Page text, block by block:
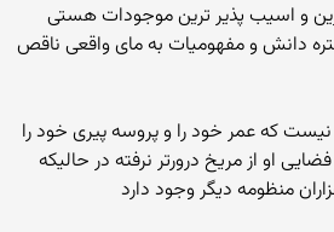
و اسیب پذیر ترین موجودات هستی
دانش و مفهومیات به مای واقعی ناقص
نیست که عمر خود را و پروسه پیری خود را
او از مریخ درورتر نرفته در حالیکه
منظومه دیگر وجود دارد